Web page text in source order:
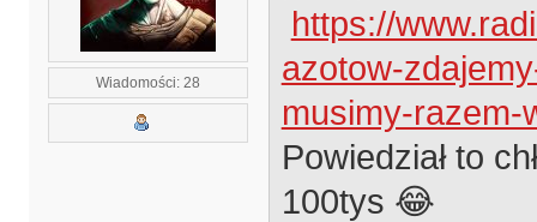
Wiadomości: 28
https://
azotow-
musimy-razem-
Powiedział to
100tys 😂